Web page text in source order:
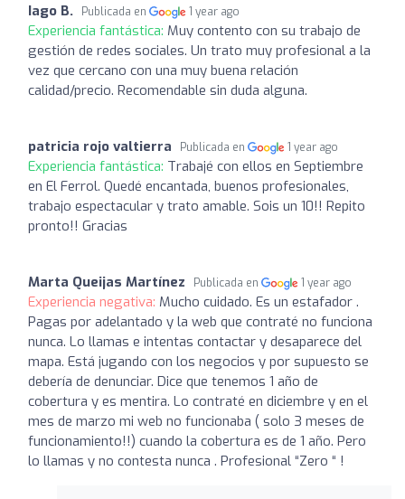
Iago B. Publicada en 1 year ago
Experiencia fantástica: Muy contento con su trabajo de
gestión de redes sociales. Un trato muy profesional a la
vez que cercano con una muy buena relación
calidad/precio. Recomendable sin duda alguna.
patricia rojo valtierra Publicada en 1 year ago
Experiencia fantástica: Trabajé con ellos en Septiembre
en El Ferrol. Quedé encantada, buenos profesionales,
trabajo espectacular y trato amable. Sois un 10!! Repito
pronto!! Gracias
Marta Queijas Martínez Publicada en 1 year ago
Experiencia negativa: Mucho cuidado. Es un estafador .
Pagas por adelantado y la web que contraté no funciona
nunca. Lo llamas e intentas contactar y desaparece del
mapa. Está jugando con los negocios y por supuesto se
debería de denunciar. Dice que tenemos 1 año de
cobertura y es mentira. Lo contraté en diciembre y en el
mes de marzo mi web no funcionaba ( solo 3 meses de
funcionamiento!!) cuando la cobertura es de 1 año. Pero
lo llamas y no contesta nunca . Profesional “Zero “ !